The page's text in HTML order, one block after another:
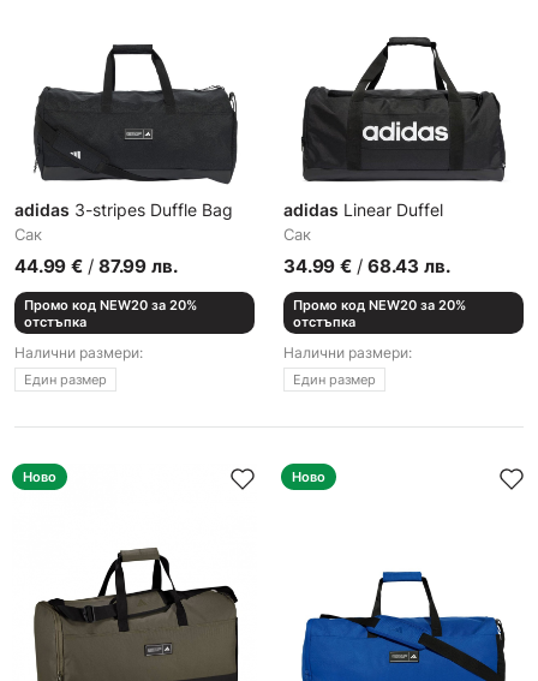
adidas 3-stripes Duffle Bag
Сак
44.99 € / 87.99 лв.
Промо код NEW20 за 20%
отстъпка
Налични размери:
Един размер
adidas Linear Duffel
Сак
34.99 € / 68.43 лв.
Промо код NEW20 за 20%
отстъпка
Налични размери:
Един размер
Ново Ново